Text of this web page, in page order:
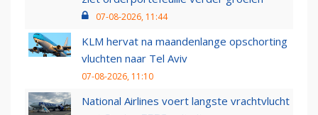
07-08-2026, 11:44
KLM hervat na maandenlange opschorting
vluchten naar Tel Aviv
07-08-2026, 11:10
National Airlines voert langste vrachtvlucht